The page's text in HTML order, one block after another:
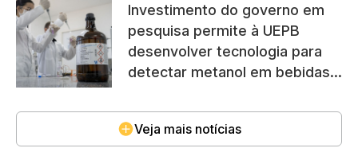
Investimento do governo em
pesquisa permite à UEPB
desenvolver tecnologia para
detectar metanol em bebidas
Veja mais notícias